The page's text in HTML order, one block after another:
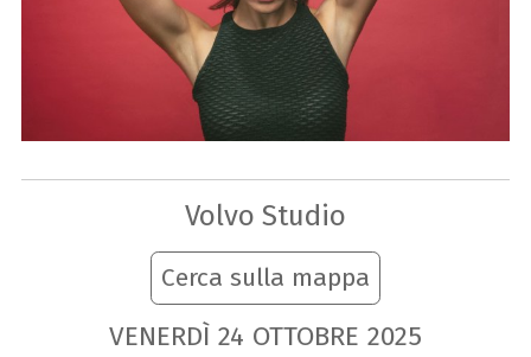
Volvo Studio
Cerca sulla mappa
VENERDÌ 24 OTTOBRE 2025